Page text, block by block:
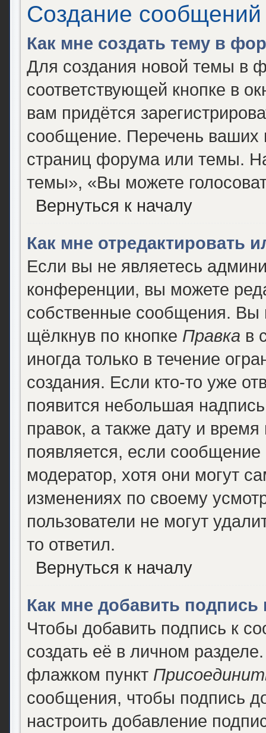
Создание сообщений
Как мне создать тему в
Для создания новой темы в
соответствующей кнопке в
вам придётся
сообщение. Перечень ваших
страниц форума или темы.
темы», «Вы можете
Вернуться к началу
Как мне отредактировать
Если вы не являетесь
конференции, вы можете
собственные сообщения. Вы
щёлкнув по кнопке Правка в
иногда только в течение
создания. Если кто-то уже
появится небольшая
правок, а также дату и
появляется, если
модератор, хотя они могут
изменениях по своему
пользователи не могут
то ответил.
Вернуться к началу
Как мне добавить
Чтобы добавить подпись к
создать её в личном
флажком пункт
сообщения, чтобы подпись
настроить добавление